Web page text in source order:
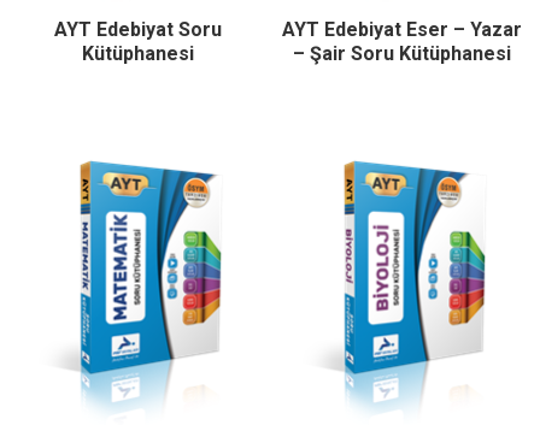
AYT Edebiyat Soru
Kütüphanesi
AYT Edebiyat Eser – Yazar
– Şair Soru Kütüphanesi